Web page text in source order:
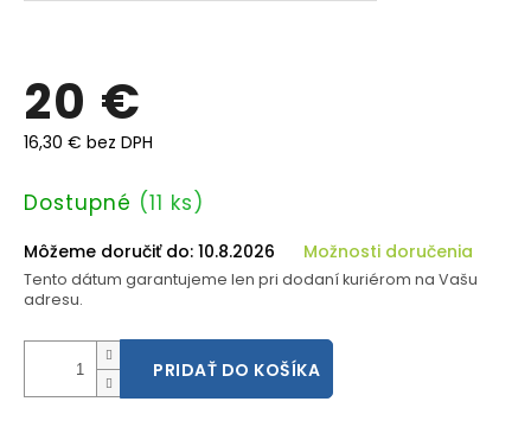
20 €
16,30 € bez DPH
Jednotková
Dostupné (11 ks)
Môžeme doručiť do: 10.8.2026 Možnosti doručenia
Tento dátum garantujeme len pri dodaní kuriérom na Vašu
adresu.
PRIDAŤ DO KOŠÍKA